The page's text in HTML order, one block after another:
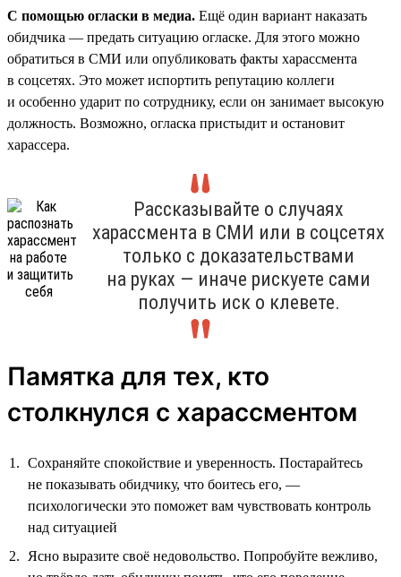
С помощью огласки в медиа. Ещё один вариант наказать
обидчика — предать ситуацию огласке. Для этого можно
обратиться в СМИ или опубликовать факты харассмента
в соцсетях. Это может испортить репутацию коллеги
и особенно ударит по сотруднику, если он занимает высокую
должность. Возможно, огласка пристыдит и остановит
харассера.
Рассказывайте о случаях
харассмента в СМИ или в соцсетях
только с доказательствами
на руках — иначе рискуете сами
получить иск о клевете.
Памятка для тех, кто
столкнулся с харассментом
Сохраняйте спокойствие и уверенность. Постарайтесь
не показывать обидчику, что боитесь его, —
психологически это поможет вам чувствовать контроль
над ситуацией
Ясно выразите своё недовольство. Попробуйте вежливо,